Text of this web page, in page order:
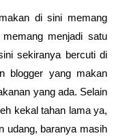
di sini memang
menjadi satu
sekiranya bercuti di
blogger yang makan
yang ada. Selain
kekal tahan lama ya,
udang, baranya masih